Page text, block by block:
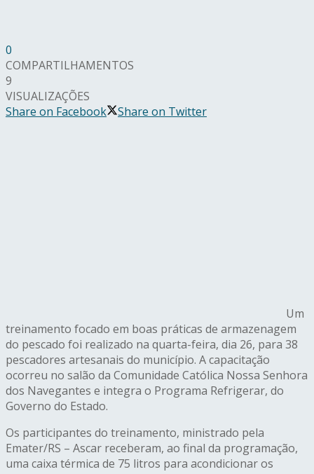
0
COMPARTILHAMENTOS
9
VISUALIZAÇÕES
Share on Facebook
Share on Twitter
Um
treinamento focado em boas práticas de armazenagem
do pescado foi realizado na quarta-feira, dia 26, para 38
pescadores artesanais do município. A capacitação
ocorreu no salão da Comunidade Católica Nossa Senhora
dos Navegantes e integra o Programa Refrigerar, do
Governo do Estado.
Os participantes do treinamento, ministrado pela
Emater/RS – Ascar receberam, ao final da programação,
uma caixa térmica de 75 litros para acondicionar os